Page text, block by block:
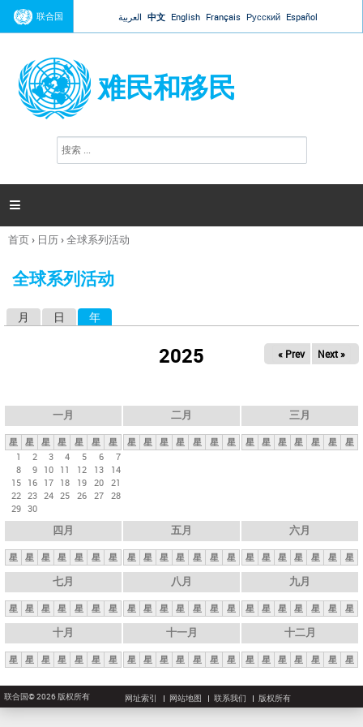
Jump to navigation
联合国 العربية 中文 English Français Русский Español
难民和移民
搜
索

你
这
首页› 日历›全球系列活动
全球系列活动
月 日 年
2025 « Prev Next »
一月
星 星 星 星 星 星
星
1
2 3 4 5 6
7
8
9 10 11 12 13
14
15 16 17 18 19 20 21
22 23 24 25 26 27 28
29 30
二月
星 星 星 星 星 星 星
三月
星 星 星 星 星 星 星
四月
星 星 星 星 星 星 星
五月
星 星 星 星 星 星 星
六月
星 星 星 星 星 星 星
七月
星 星 星 星 星 星 星
八月
星 星 星 星 星 星 星
九月
星 星 星 星 星 星 星
十月
星 星 星 星 星 星 星
十一月
星 星 星 星 星 星 星
十二月
星 星 星 星 星 星 星
联合国© 2026 版权所有 网址索引 网站地图 联系我们 版权所有